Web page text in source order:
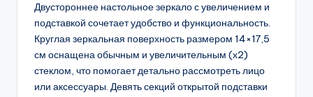
Двустороннее настольное зеркало с увеличением и
подставкой сочетает удобство и функциональность.
Круглая зеркальная поверхность размером 14×17,5
см оснащена обычным и увеличительным (х2)
стеклом, что помогает детально рассмотреть лицо
или аксессуары. Девять секций открытой подставки